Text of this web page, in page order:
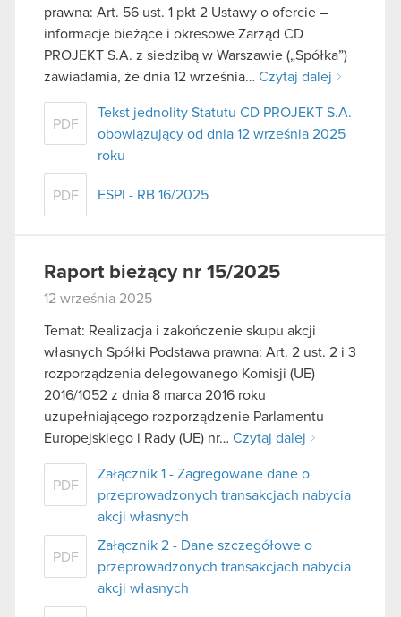
prawna: Art. 56 ust. 1 pkt 2 Ustawy o ofercie –
informacje bieżące i okresowe Zarząd CD
PROJEKT S.A. z siedzibą w Warszawie („Spółka”)
zawiadamia, że dnia 12 września… Czytaj dalej
PDF
Tekst jednolity Statutu CD PROJEKT S.A.
obowiązujący od dnia 12 września 2025
roku
PDF ESPI - RB 16/2025
Raport bieżący nr 15/2025
12 września 2025
Temat: Realizacja i zakończenie skupu akcji
własnych Spółki Podstawa prawna: Art. 2 ust. 2 i 3
rozporządzenia delegowanego Komisji (UE)
2016/1052 z dnia 8 marca 2016 roku
uzupełniającego rozporządzenie Parlamentu
Europejskiego i Rady (UE) nr… Czytaj dalej
PDF
Załącznik 1 - Zagregowane dane o
przeprowadzonych transakcjach nabycia
akcji własnych
PDF
Załącznik 2 - Dane szczegółowe o
przeprowadzonych transakcjach nabycia
akcji własnych